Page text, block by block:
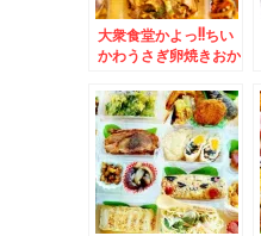
大衆食堂かよっ!!ちい
かわうさぎ卵焼きおか
だΣ(ﾟДﾟ)「ラーメン
の店 えぞっこ」さん
の「野菜醤油ラーメ
ン」(*´艸`*)